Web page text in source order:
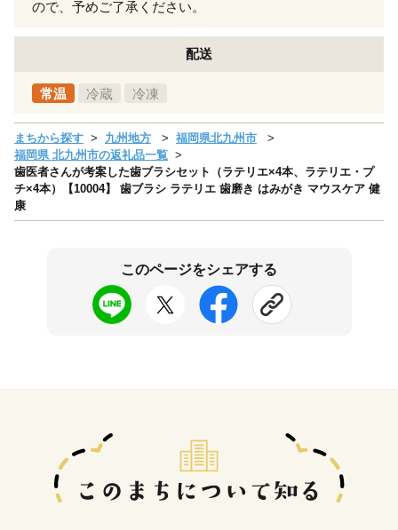
ので、予めご了承ください。
配送
常温 冷蔵 冷凍
まちから探す 九州地方
福岡県北九州市
福岡県 北九州市の返礼品一覧
歯医者さんが考案した歯ブラシセット（ラテリエ×4本、ラテリエ・プ
チ×4本）【10004】 歯ブラシ ラテリエ 歯磨き はみがき マウスケア 健
康
このページをシェアする